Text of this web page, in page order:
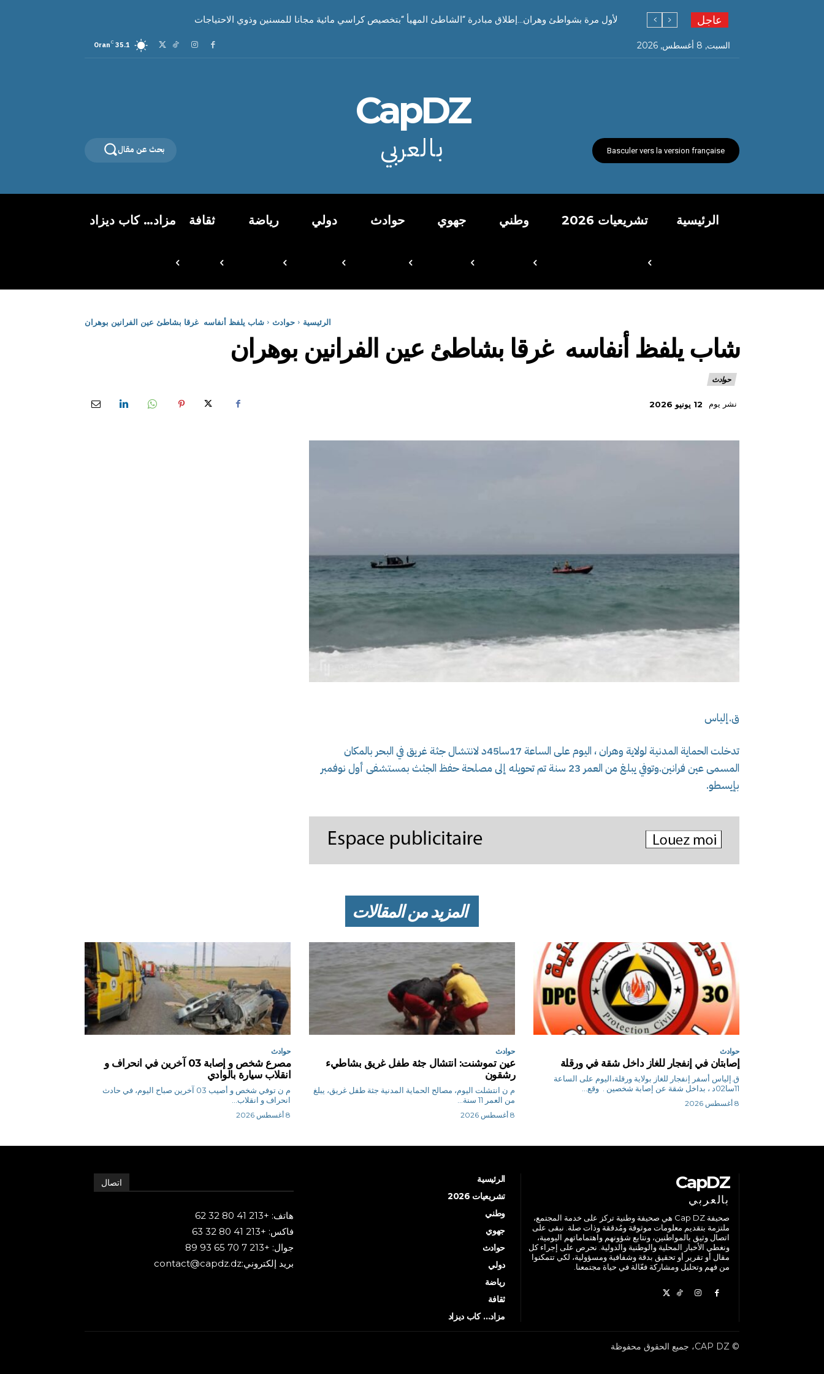
عاجل لأول مرة بشواطئ وهران…إطلاق مبادرة “الشاطئ المهيأ “بتخصيص كراسي مائية مجانا للمسنين وذوي الاحتياجات
السبت, 8 أغسطس, 2026 35.1
C
Oran
Basculer vers la version française
CapDZ
بالعربي بحث عن مقال
الرئيسية تشريعيات 2026 وطني جهوي حوادث دولي رياضة ثقافة مزاد… كاب ديزاد
الرئيسية حوادث شاب يلفظ أنفاسه غرقا بشاطئ عين الفرانين بوهران
شاب يلفظ أنفاسه غرقا بشاطئ عين الفرانين بوهران
حوادث
نشر يوم 12 يونيو 2026
ق.إلياس
تدخلت الحماية المدنية لولاية وهران ، اليوم على الساعة 17سا45د لانتشال جثة غريق في البحر بالمكان
المسمى عين فرانين.وتوفي يبلغ من العمر 23 سنة تم تحويله إلى مصلحة حفظ الجثث بمستشفى أول نوفمبر
بإيسطو.
المزيد من المقالات
حوادث
إصابتان في إنفجار للغاز داخل شقة في ورقلة
ق.إلياس أسفر إنفجار للغاز بولاية ورقلة،اليوم على الساعة
11سا02د ، بداخل شقة عن إصابة شخصين . وقع...
8 أغسطس 2026
حوادث
عين تموشنت: انتشال جثة طفل غريق بشاطيء
رشقون
م ن انتشلت اليوم، مصالح الحماية المدنية جثة طفل غريق، يبلغ
من العمر 11 سنة...
8 أغسطس 2026
حوادث
مصرع شخص و إصابة 03 آخرين في انحراف و
انقلاب سيارة بالوادي
م ن توفي شخص و أصيب 03 آخرين صباح اليوم، في حادث
انحراف و انقلاب...
8 أغسطس 2026
CapDZ
بالعربي
صحيفة Cap DZ هي صحيفة وطنية تركز على خدمة المجتمع،
ملتزمة بتقديم معلومات موثوقة ومُدققة وذات صلة. نبقى على
اتصال وثيق بالمواطنين، ونتابع شؤونهم واهتماماتهم اليومية،
ونغطي الأخبار المحلية والوطنية والدولية. نحرص على إجراء كل
مقال أو تقرير أو تحقيق بدقة وشفافية ومسؤولية، لكي تتمكنوا
من فهم وتحليل ومشاركة فعّالة في حياة مجتمعنا.
الرئيسية
تشريعيات 2026
وطني
جهوي
حوادث
دولي
رياضة
ثقافة
مزاد… كاب ديزاد
اتصال
هاتف: +213 41 80 32 62
فاكس: +213 41 80 32 63
جوال: +213 7 70 65 93 89
بريد إلكتروني:contact@capdz.dz
© CAP DZ، جميع الحقوق محفوظة